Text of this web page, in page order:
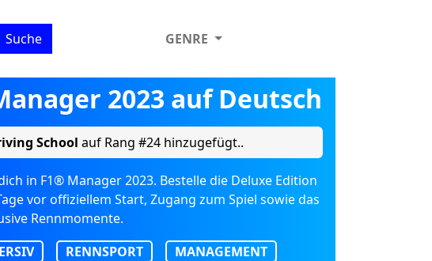
Suche GENRE
2023 auf Deutsch
School auf Rang #24 hinzugefügt..
in F1® Manager 2023. Bestelle die Deluxe Edition
vor offiziellem Start, Zugang zum Spiel sowie das
Rennmomente.
RENNSPORT
MANAGEMENT